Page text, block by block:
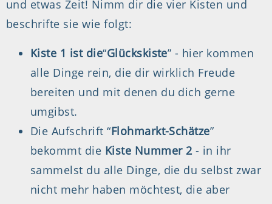
und etwas Zeit! Nimm dir die vier Kisten und
beschrifte sie wie folgt:
Kiste 1 ist die“Glückskiste” - hier kommen
alle Dinge rein, die dir wirklich Freude
bereiten und mit denen du dich gerne
umgibst.
Die Aufschrift “Flohmarkt-Schätze”
bekommt die Kiste Nummer 2 - in ihr
sammelst du alle Dinge, die du selbst zwar
nicht mehr haben möchtest, die aber